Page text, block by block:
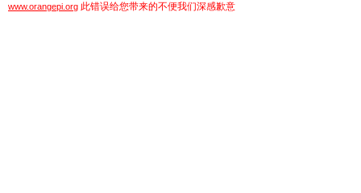
www.orangepi.org 此错误给您带来的不便我们深感歉意